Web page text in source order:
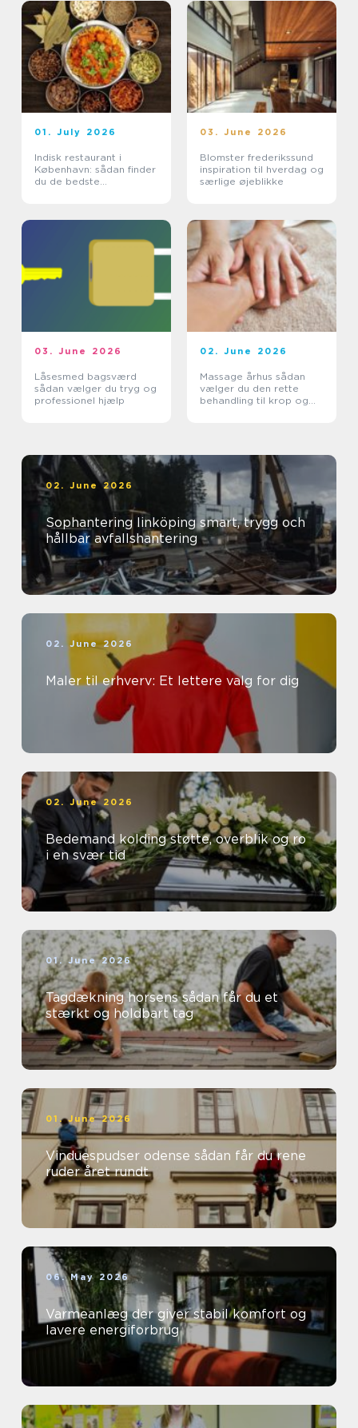
01. July 2026
Indisk restaurant i
København: sådan finder
du de bedste
03. June 2026
Blomster frederikssund
inspiration til hverdag og
særlige øjeblikke
03. June 2026
Låsesmed bagsværd
sådan vælger du tryg og
professionel hjælp
02. June 2026
Massage århus sådan
vælger du den rette
behandling til krop og
02. June 2026
Sophantering linköping smart, trygg och
hållbar avfallshantering
02. June 2026
Maler til erhverv: Et lettere valg for dig
02. June 2026
Bedemand kolding støtte, overblik og ro
i en svær tid
01. June 2026
Tagdækning horsens sådan får du et
stærkt og holdbart tag
01. June 2026
Vinduespudser odense sådan får du rene
ruder året rundt
06. May 2026
Varmeanlæg der giver stabil komfort og
lavere energiforbrug